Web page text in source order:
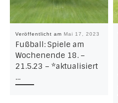
Veröffentlicht am Mai 17, 2023
Fußball: Spiele am
Wochenende 18. –
21.5.23 – *aktualisiert
…